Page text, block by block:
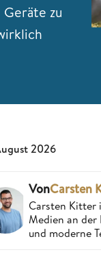
zu
2026
VonCarsten
Carsten Kitter
Medien an
und moderne